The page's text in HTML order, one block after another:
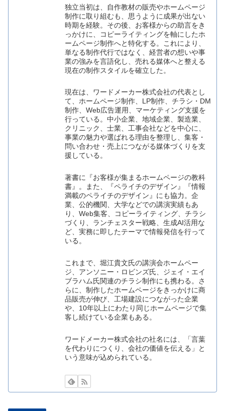
独立当初は、自作教材の販売やホームページ
制作に取り組むも、思うように成果が出ない
時期を経験。その後、お客様からの助言をき
っかけに、コピーライティングを軸にしたホ
ームページ制作へと特化する。これにより、
単なる制作代行ではなく、経営者の想いや事
業の強みを言語化し、売れる媒体へと整える
現在の制作スタイルを確立した。
現在は、ワードメーカー株式会社の代表とし
て、ホームページ制作、LP制作、チラシ・DM
制作、Web広告運用、マーケティング支援を
行っている。中小企業、地域企業、製造業、
クリニック、士業、工事会社などを中心に、
事業の魅力や選ばれる理由を整理し、集客・
問い合わせ・売上につながる媒体づくりを支
援している。
著書に『お客様が集まるホームページの教科
書』。また、『ペライチのデザイン』『情報
満載のペライチのデザイン』にも協力。企
業、公的機関、大学などでの講演実績もあ
り、Web集客、コピーライティング、チラシ
づくり、ランチェスター戦略、生成AI活用な
ど、実務に即したテーマで情報発信を行って
いる。
これまで、堀江貴文氏の講演会ホームペー
ジ、アンソニー・ロビンズ氏、ジェイ・エイ
ブラハム氏関連のチラシ制作にも携わる。さ
らに、制作したホームページをきっかけに商
品販売が伸び、工場建設につながった企業
や、10年以上にわたり同じホームページで集
客し続けている企業もある。
ワードメーカー株式会社の社名には、「言葉
を代わりにつくり、会社の価値を伝える」と
いう意味が込められている。